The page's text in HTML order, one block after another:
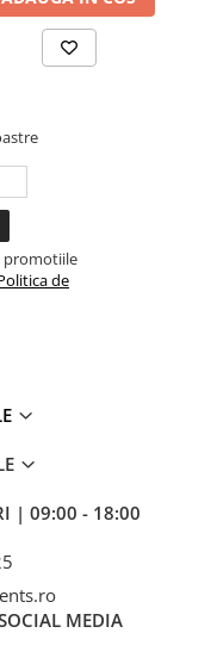
promotiile
de
| 09:00 - 18:00
MEDIA